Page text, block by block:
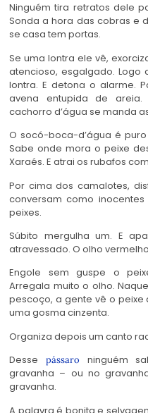
Ninguém tira retratos dele
Sonda a hora das cobras e
se casa tem portas.
Se uma lontra ele vê,
atencioso, esgalgado.
lontra. E detona o alarme.
avena entupida de
cachorro d’água se manda
O socó-boca-d’água é
Sabe onde mora o peixe
Xaraés. E atrai os rubafos
Por cima dos camalotes,
conversam como
peixes.
Súbito mergulha um. E
atravessado. O olho
Engole sem guspe o
Arregala muito o olho.
pescoço, a gente vê o
uma gosma cinzenta.
Organiza depois um canto
Desse pássaro
ninguém
gravanha – ou no
gravanha.
A palavra é bonita e